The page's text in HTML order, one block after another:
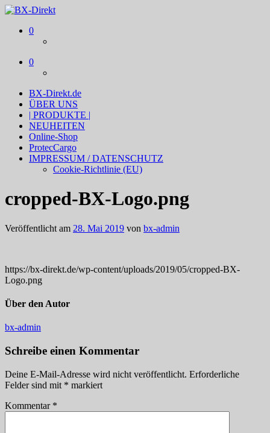
BX-Direkt
Produktideen und Online-Marketing
0
0
BX-Direkt.de
ÜBER UNS
| PRODUKTE |
NEUHEITEN
Online-Shop
ProtecCargo
IMPRESSUM / DATENSCHUTZ
Cookie-Richtlinie (EU)
cropped-BX-Logo.png
Veröffentlicht am 28. Mai 2019 von bx-admin
https://bx-direkt.de/wp-content/uploads/2019/05/cropped-BX-
Logo.png
Über den Autor
bx-admin
Schreibe einen Kommentar
Deine E-Mail-Adresse wird nicht veröffentlicht. Erforderliche
Felder sind mit * markiert
Kommentar *